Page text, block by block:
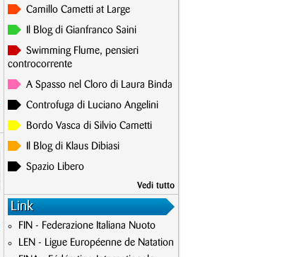
Camillo Cametti at Large
Il Blog di Gianfranco Saini
Swimming Flume, pensieri
controcorrente
A Spasso nel Cloro di Laura Binda
Controfuga di Luciano Angelini
Bordo Vasca di Silvio Cametti
Il Blog di Klaus Dibiasi
Spazio Libero
Vedi tutto
Link
FIN - Federazione Italiana Nuoto
LEN - Ligue Européenne de Natation